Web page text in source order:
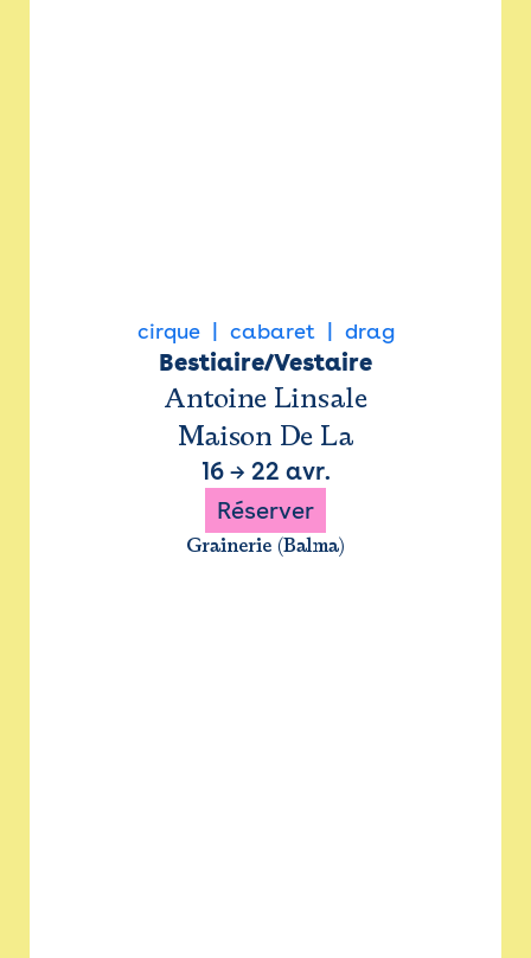
cirque cabaret drag
Bestiaire/Vestaire
Antoine Linsale
Maison De La
16→ 22 avr.
Réserver
Grainerie (Balma)